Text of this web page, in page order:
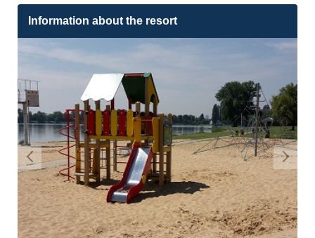
Information about the resort